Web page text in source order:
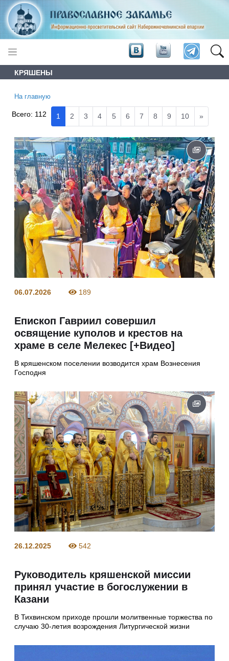
КРЯШЕНЫ
На главную
Всего: 112 1 2 3 4 5 6 7 8 9 10 »
06.07.2026 189
Епископ Гавриил совершил
освящение куполов и крестов на
храме в селе Мелекес [+Видео]
В кряшенском поселении возводится храм Вознесения
Господня
26.12.2025 542
Руководитель кряшенской миссии
принял участие в богослужении в
Казани
В Тихвинском приходе прошли молитвенные торжества по
случаю 30-летия возрождения Литургической жизни